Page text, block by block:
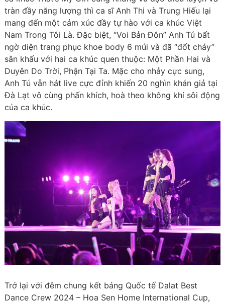
tràn đầy năng lượng thì ca sĩ Anh Thi và Trung Hiếu lại
mang đến một cảm xúc đầy tự hào với ca khúc Việt
Nam Trong Tôi Là. Đặc biệt, “Voi Bản Đôn” Anh Tú bất
ngờ diện trang phục khoe body 6 múi và đã “đốt cháy”
sân khấu với hai ca khúc quen thuộc: Một Phần Hai và
Duyên Do Trời, Phận Tại Ta. Mặc cho nhảy cực sung,
Anh Tú vẫn hát live cực đỉnh khiến 20 nghìn khán giả tại
Đà Lạt vô cùng phấn khích, hoà theo không khí sôi động
của ca khúc.
Trở lại với đêm chung kết bảng Quốc tế Dalat Best
Dance Crew 2024 – Hoa Sen Home International Cup,